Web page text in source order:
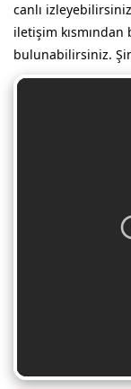
canlı
iletişim kısmından
bulunabilirsiniz.